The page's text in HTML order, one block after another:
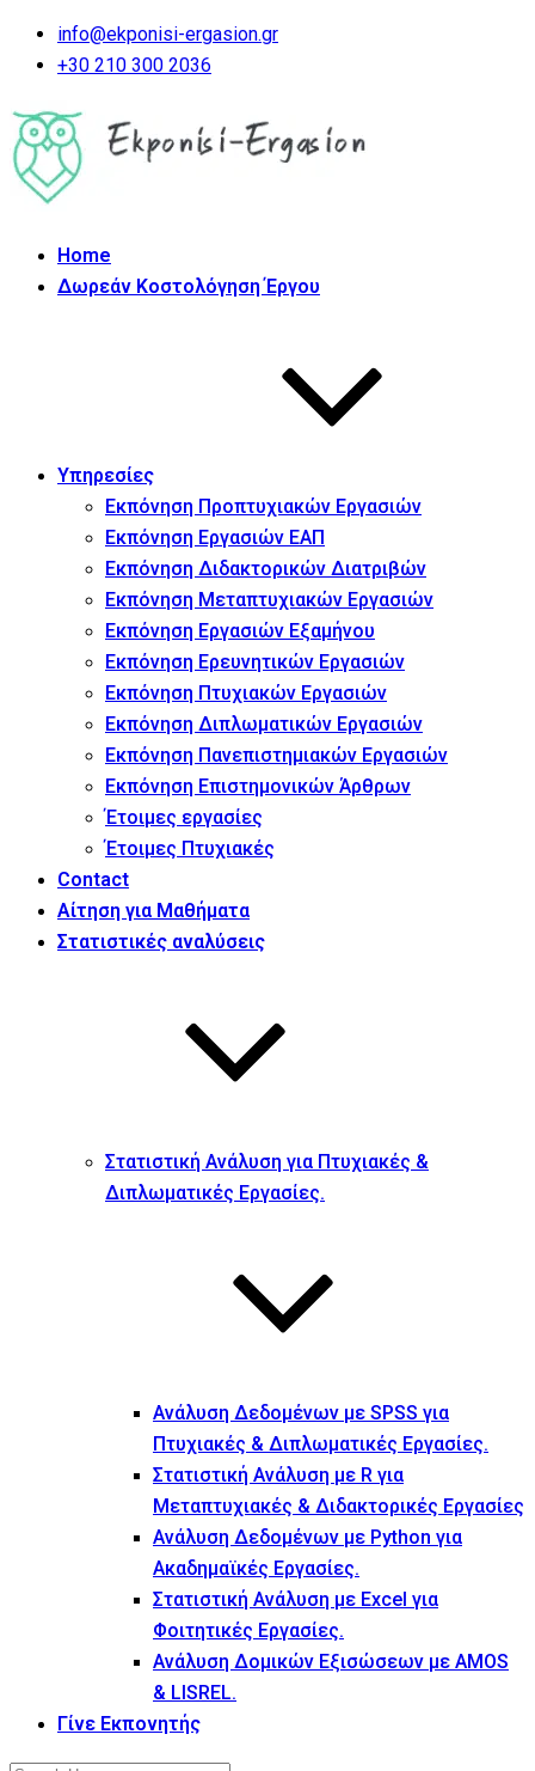
info@ekponisi-ergasion.gr
+30 210 300 2036
Home
Δωρεάν Κοστολόγηση Έργου
Υπηρεσίες
Εκπόνηση Προπτυχιακών Εργασιών
Εκπόνηση Εργασιών ΕΑΠ
Εκπόνηση Διδακτορικών Διατριβών
Εκπόνηση Μεταπτυχιακών Εργασιών
Εκπόνηση Εργασιών Εξαμήνου
Εκπόνηση Ερευνητικών Εργασιών
Εκπόνηση Πτυχιακών Εργασιών
Εκπόνηση Διπλωματικών Εργασιών
Εκπόνηση Πανεπιστημιακών Εργασιών
Εκπόνηση Επιστημονικών Άρθρων
Έτοιμες εργασίες
Έτοιμες Πτυχιακές
Contact
Αίτηση για Μαθήματα
Στατιστικές αναλύσεις
Στατιστική Ανάλυση για Πτυχιακές &
Διπλωματικές Εργασίες.
Ανάλυση Δεδομένων με SPSS για
Πτυχιακές & Διπλωματικές Εργασίες.
Στατιστική Ανάλυση με R για
Μεταπτυχιακές & Διδακτορικές Εργασίες
Ανάλυση Δεδομένων με Python για
Ακαδημαϊκές Εργασίες.
Στατιστική Ανάλυση με Excel για
Φοιτητικές Εργασίες.
Ανάλυση Δομικών Εξισώσεων με AMOS
& LISREL.
Γίνε Εκπονητής